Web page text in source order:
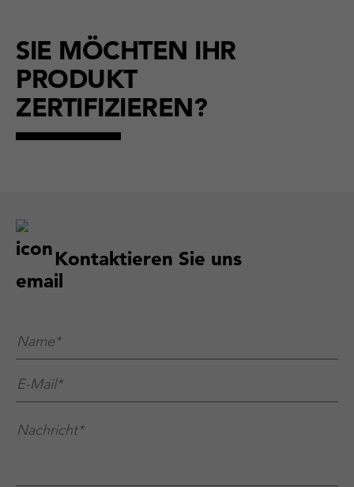
SIE MÖCHTEN IHR
PRODUKT
ZERTIFIZIEREN?
Kontaktieren Sie uns
Name**
E-Mail**
Nachricht**